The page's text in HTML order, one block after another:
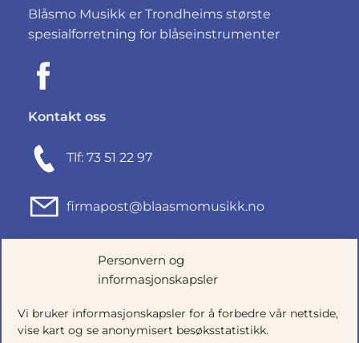
Personvern og
informasjonskapsler
Vi bruker informasjonskapsler for å forbedre vår nettside,
vise kart og se anonymisert besøksstatistikk.
Blåsmo Musikk er Trondheims største
spesialforretning for blåseinstrumenter
Kontakt oss
Tlf: 73 51 22 97
firmapost@blaasmomusikk.no
Fjordgata 46, 7010 TRONDHEIM